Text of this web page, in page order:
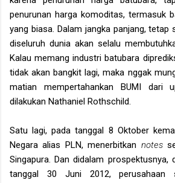
penurunan harga komoditas, termasuk
yang biasa. Dalam jangka panjang, tetap
diseluruh dunia akan selalu
Kalau memang industri batubara
tidak akan bangkit lagi, maka nggak
matian mempertahankan BUMI dari
dilakukan Nathaniel Rothschild.
Satu lagi, pada tanggal 8 Oktober
Negara alias PLN, menerbitkan notes
Singapura. Dan didalam prospektusnya,
tanggal 30 Juni 2012, perusahaan